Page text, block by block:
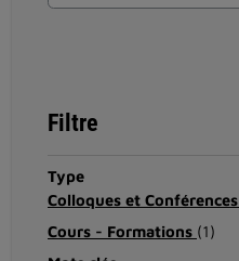
Filtre
Type
Colloques et Conférences
Cours - Formations (1)